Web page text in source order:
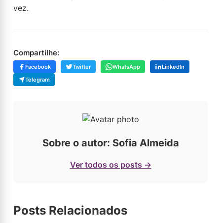
vez.
Compartilhe:
Facebook Twitter WhatsApp
LinkedIn
Telegram
Sobre o autor: Sofia Almeida
Ver todos os posts →
Posts Relacionados